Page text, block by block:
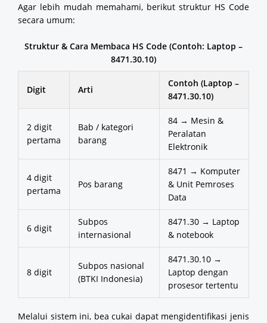
Agar lebih mudah memahami, berikut struktur HS Code
secara umum:
Struktur & Cara Membaca HS Code (Contoh: Laptop –
8471.30.10)
Digit Arti
Contoh (Laptop –
8471.30.10)
2 digit
pertama
Bab / kategori
barang
84 → Mesin &
Peralatan
Elektronik
4 digit
pertama
Pos barang
8471 → Komputer
& Unit Pemroses
Data
6 digit
Subpos
internasional
8471.30 → Laptop
& notebook
8 digit
Subpos nasional
(BTKI Indonesia)
8471.30.10 →
Laptop dengan
prosesor tertentu
Melalui sistem ini, bea cukai dapat mengidentifikasi jenis